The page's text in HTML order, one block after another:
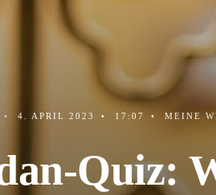
• 4. APRIL 2023 • 17:07 • MEINE
Quiz: